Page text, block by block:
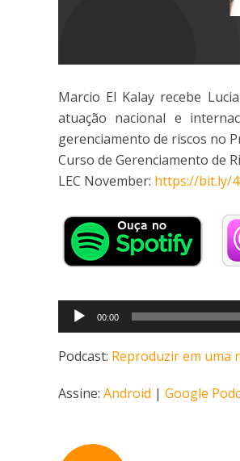
Marcio El Kalay recebe
atuação nacional e
gerenciamento de riscos no
Curso de Gerenciamento de
LEC November: https://bit.ly/
Tocador
de
áudio
00:00
Podcast: Reproduzir em uma
Assine: Android | Google